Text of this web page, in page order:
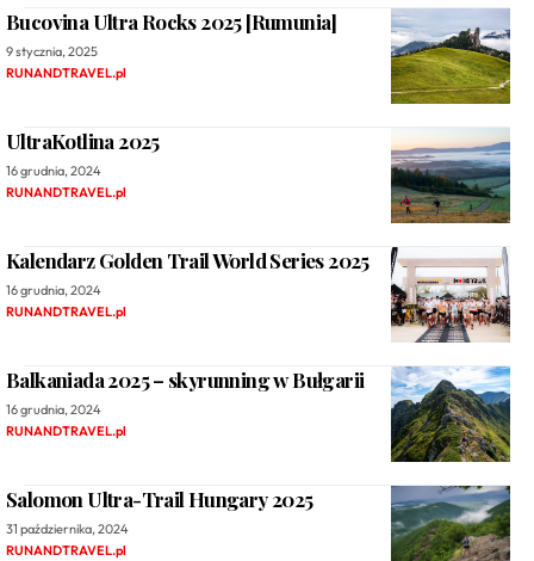
Bucovina Ultra Rocks 2025 [Rumunia]
9 stycznia, 2025
RUNANDTRAVEL.pl
UltraKotlina 2025
16 grudnia, 2024
RUNANDTRAVEL.pl
Kalendarz Golden Trail World Series 2025
16 grudnia, 2024
RUNANDTRAVEL.pl
Balkaniada 2025 – skyrunning w Bułgarii
16 grudnia, 2024
RUNANDTRAVEL.pl
Salomon Ultra-Trail Hungary 2025
31 października, 2024
RUNANDTRAVEL.pl